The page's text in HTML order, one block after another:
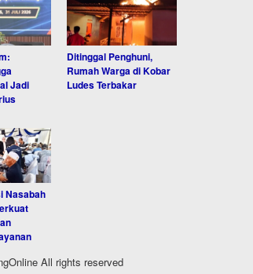
Jadi
Ditinggal Penghuni,
Rumah Warga di Kobar
Ludes Terbakar
Nasabah
All rights reserved